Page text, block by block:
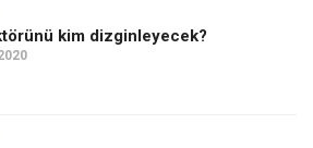
kim dizginleyecek?